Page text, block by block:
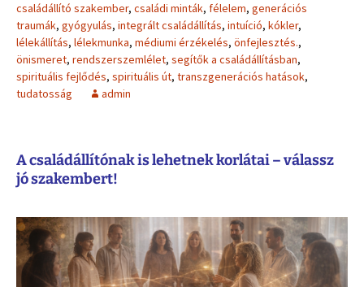
családállító szakember, családi minták, félelem, generációs
traumák, gyógyulás, integrált családállítás, intuíció, kókler,
lélekállítás, lélekmunka, médiumi érzékelés, önfejlesztés.,
önismeret, rendszerszemlélet, segítők a családállításban,
spirituális fejlődés, spirituális út, transzgenerációs hatások,
tudatosság
admin
A családállítónak is lehetnek korlátai – válassz
jó szakembert!